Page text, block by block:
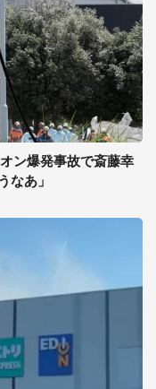
ン爆発事故で斎藤幸
なあ」